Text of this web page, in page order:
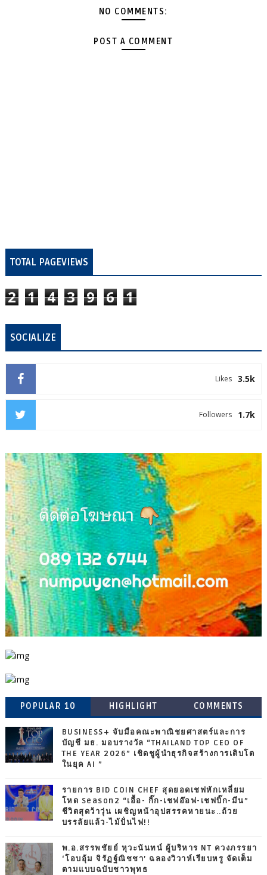
NO COMMENTS:
POST A COMMENT
TOTAL PAGEVIEWS
2 1 4 3 9 6 1
SOCIALIZE
3.5k
Likes
1.7k
Followers
POPULAR 10 HIGHLIGHT COMMENTS
BUSINESS+ จับมือคณะพาณิชยศาสตร์และการ
บัญชี มธ. มอบรางวัล “THAILAND TOP CEO OF
THE YEAR 2026” เชิดชูผู้นำธุรกิจสร้างการเติบโต
ในยุค AI ”
รายการ BID COIN CHEF สุดยอดเชฟหักเหลี่ยม
โหด Season2 “เอื้อ- กิ๊ก-เชฟอ๊อฟ-เชฟบิ๊ก-มีน”
ชีวิตสุดว้าวุ่น เผชิญหน้าอุปสรรคหายนะ..ถ้วย
บรรลัยแล้ว-ไม้ปั่นไฟ!!
พ.อ.สรรพชัยย์ หุวะนันทน์ ผู้บริหาร NT ควงภรรยา
‘โอบอุ้ม จิรัฏฐ์ณิชชา’ ฉลองวิวาห์เรียบหรู จัดเต็ม
ตามแบบฉบับชาวพุทธ